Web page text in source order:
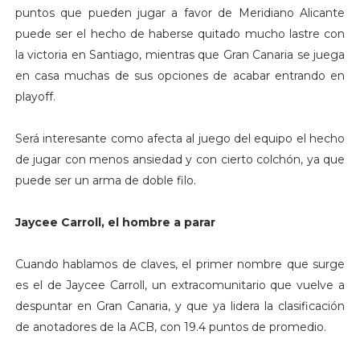
puntos que pueden jugar a favor de Meridiano Alicante
puede ser el hecho de haberse quitado mucho lastre con
la victoria en Santiago, mientras que Gran Canaria se juega
en casa muchas de sus opciones de acabar entrando en
playoff.
Será interesante como afecta al juego del equipo el hecho
de jugar con menos ansiedad y con cierto colchón, ya que
puede ser un arma de doble filo.
Jaycee Carroll, el hombre a parar
Cuando hablamos de claves, el primer nombre que surge
es el de Jaycee Carroll, un extracomunitario que vuelve a
despuntar en Gran Canaria, y que ya lidera la clasificación
de anotadores de la ACB, con 19.4 puntos de promedio.